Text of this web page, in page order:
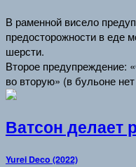
В раменной висело
предосторожности в еде
шерсти.
Второе предупреждение:
во вторую» (в бульоне
Ватсон делает
Yurei Deco (2022)